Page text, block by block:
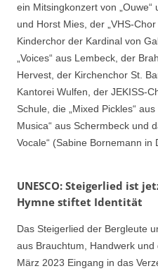
ein Mitsingkonzert von
und Horst Mies, der „VHS-
Kinderchor der Kardinal von
„Voices“ aus Lembeck, der
Hervest, der Kirchenchor St.
Kantorei Wulfen, der JEKISS-
Schule, die „Mixed Pickles“
Musica“ aus Schermbeck und
Vocale“ (Sabine Bornemann in
UNESCO: Steigerlied ist
Hymne stiftet Identität
Das Steigerlied der Bergleute
aus Brauchtum, Handwerk
März 2023 Eingang in das